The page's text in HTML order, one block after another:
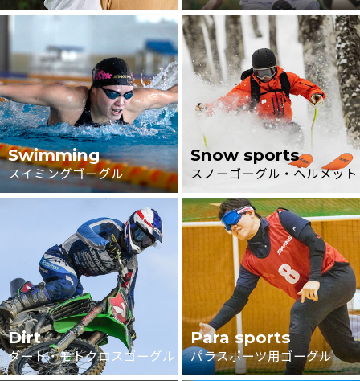
Swimming
スイミングゴーグル
Snow sports
スノーゴーグル・ヘルメット
Dirt
ダート・モトクロスゴーグル
Para sports
パラスポーツ用ゴーグル